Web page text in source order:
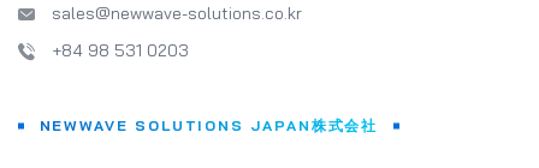
sales@newwave-solutions.co.kr
+84 98 531 0203
NEWWAVE SOLUTIONS JAPAN株式会社